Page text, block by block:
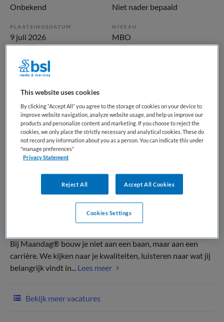
Onbekend Niet nader bepaald
PLAATSINGSDATUM
9 juli 2026
NIVEAU
MBO
Niet nader bepaald
Vacature niet beschikbaar
Deze vacature Verpleegkundige niveau 4 bij Maandag is
niet meer actueel. Hieronder staan enkele vergelijkbare
vacatures die voor u wellicht interessant zijn.
Bij Maandag® bouw je niet aan een baan, maar aan een
carrière. We kijken naar je kwaliteiten, luisteren naar wat jij
belangrijk vindt in... Lees meer
Bekijk meer vacatures
This website uses cookies
By clicking “Accept All” you agree to the storage of cookies on your device to
improve website navigation, analyze website usage, and help us improve our
products and personalize content and marketing. If you choose to reject the
cookies, we only place the strictly necessary and analytical cookies. These do
not record any information about you as a person. You can indicate this under
"manage preferences"
Privacy Statement
Reject All Accept All Cookies
Cookies Settings